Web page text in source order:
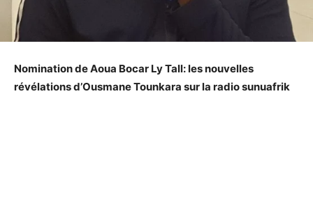
Nomination de Aoua Bocar Ly Tall: les nouvelles
révélations d’Ousmane Tounkara sur la radio sunuafrik